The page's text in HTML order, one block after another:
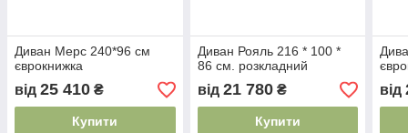
Диван Мерс 240*96 см
єврокнижка
від 25 410 ₴
Купити
Диван Рояль 216 * 100 *
86 см. розкладний
від 21 780₴
Купити
від